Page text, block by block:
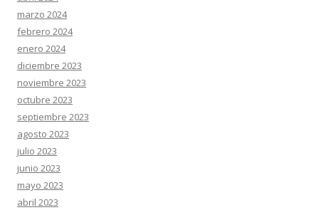
marzo 2024
febrero 2024
enero 2024
diciembre 2023
noviembre 2023
octubre 2023
septiembre 2023
agosto 2023
julio 2023
junio 2023
mayo 2023
abril 2023